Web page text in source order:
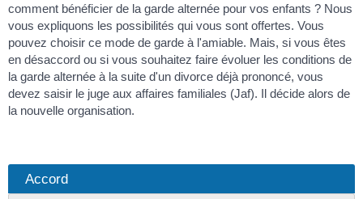
comment bénéficier de la garde alternée pour vos enfants ? Nous
vous expliquons les possibilités qui vous sont offertes. Vous
pouvez choisir ce mode de garde à l'amiable. Mais, si vous êtes
en désaccord ou si vous souhaitez faire évoluer les conditions de
la garde alternée à la suite d'un divorce déjà prononcé, vous
devez saisir le juge aux affaires familiales (Jaf). Il décide alors de
la nouvelle organisation.
Accord